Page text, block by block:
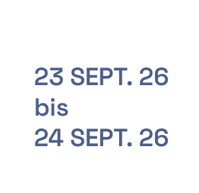
23 SEPT. 26
bis
24 SEPT. 26